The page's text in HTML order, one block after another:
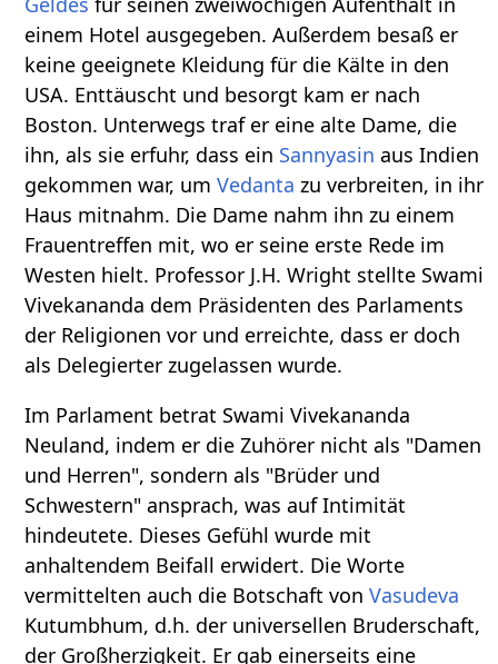
einem Hotel ausgegeben. Außerdem besaß er
keine geeignete Kleidung für die Kälte in den
USA. Enttäuscht und besorgt kam er nach
Boston. Unterwegs traf er eine alte Dame, die
ihn, als sie erfuhr, dass ein Sannyasin aus Indien
gekommen war, umVedanta zu verbreiten, in ihr
Haus mitnahm. Die Dame nahm ihn zu einem
Frauentreffen mit, wo er seine erste Rede im
Westen hielt. Professor J.H. Wright stellte Swami
Vivekananda dem Präsidenten des Parlaments
der Religionen vor und erreichte, dass er doch
als Delegierter zugelassen wurde.
Im Parlament betrat Swami Vivekananda
Neuland, indem er die Zuhörer nicht als "Damen
und Herren", sondern als "Brüder und
Schwestern" ansprach, was auf Intimität
hindeutete. Dieses Gefühl wurde mit
anhaltendem Beifall erwidert. Die Worte
vermittelten auch die Botschaft vonVasudeva
Kutumbhum, d.h. der universellen Bruderschaft,
der Großherzigkeit. Er gab einerseits eine